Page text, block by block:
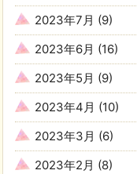
2023年7月 (9)
2023年6月 (16)
2023年5月 (9)
2023年4月 (10)
2023年3月 (6)
2023年2月 (8)